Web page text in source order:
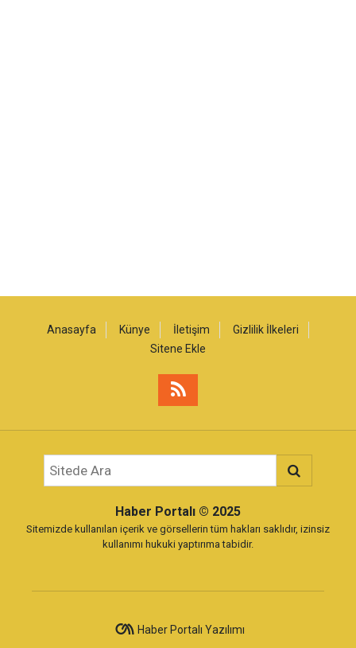
Anasayfa Künye İletişim
Gizlilik İlkeleri
Sitene Ekle
Haber Portalı © 2025
Sitemizde kullanılan içerik ve görsellerin tüm hakları saklıdır, izinsiz
kullanımı hukuki yaptırıma tabidir.
Haber Portalı Yazılımı